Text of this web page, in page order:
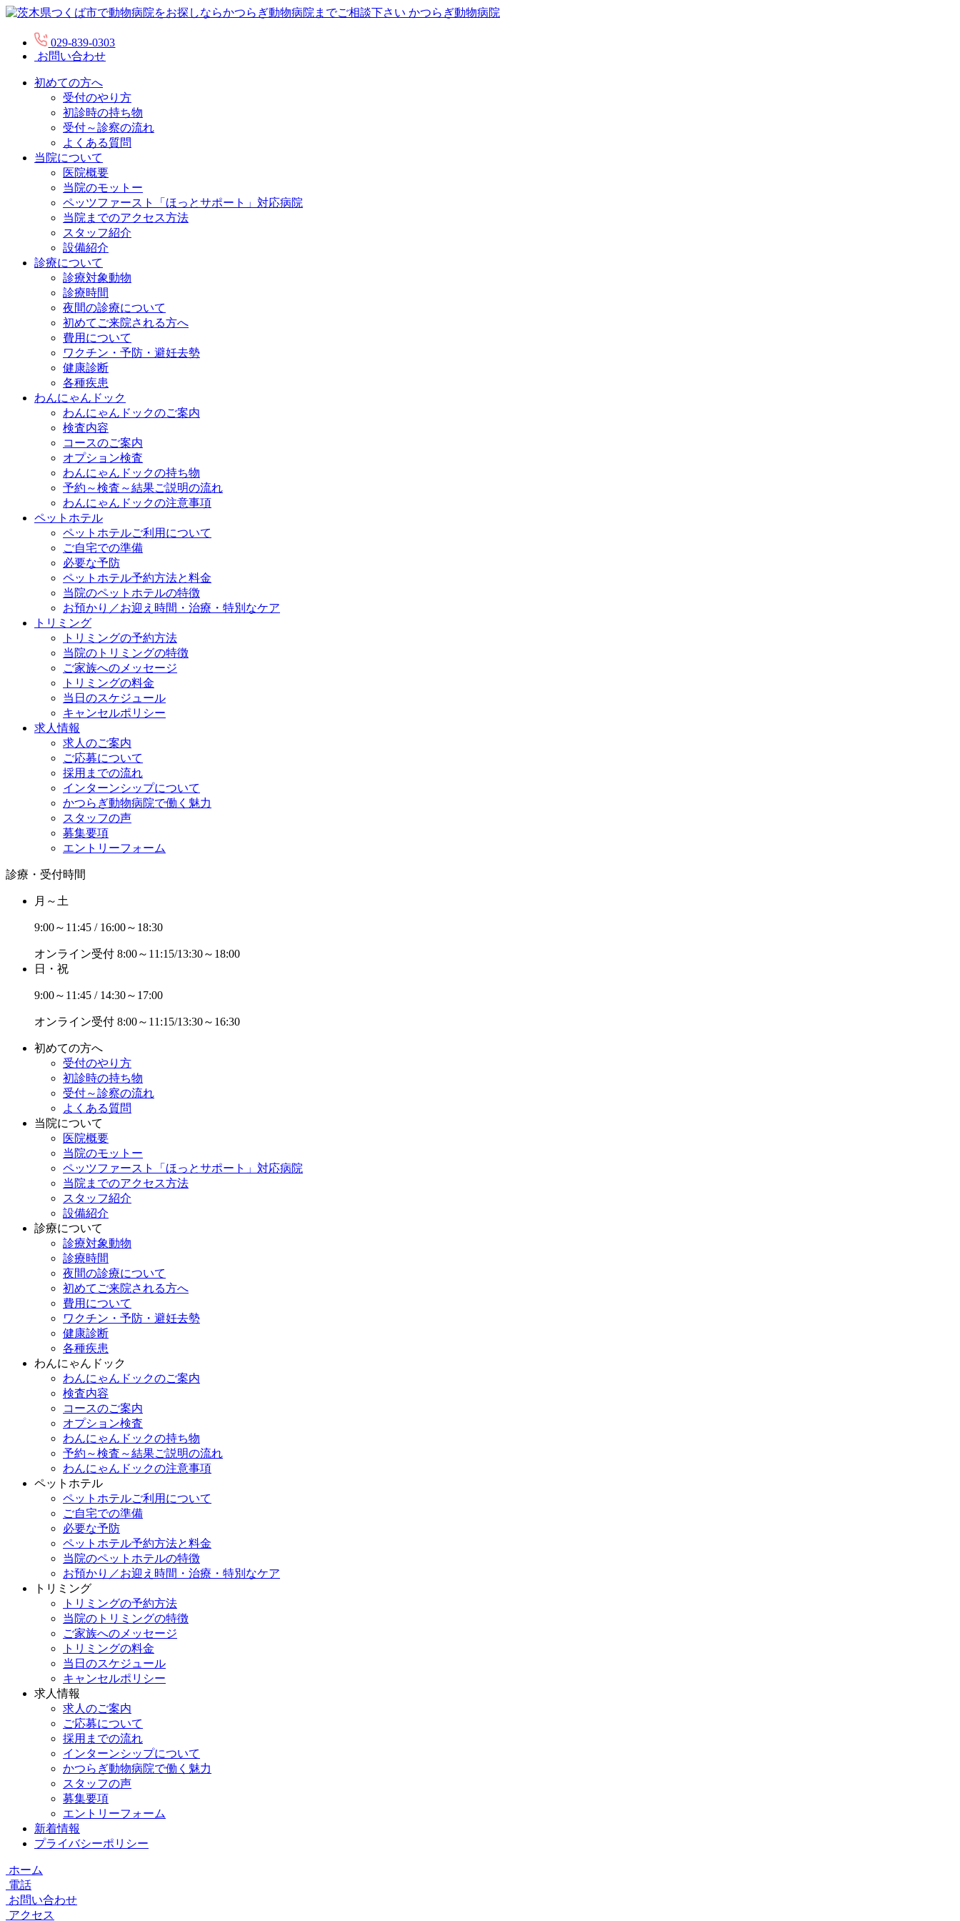
かつらぎ動物病院
029-839-0303
お問い合わせ
初めての方へ
受付のやり方
初診時の持ち物
受付～診察の流れ
よくある質問
当院について
医院概要
当院のモットー
ペッツファースト「ほっとサポート」対応病院
当院までのアクセス方法
スタッフ紹介
設備紹介
診療について
診療対象動物
診療時間
夜間の診療について
初めてご来院される方へ
費用について
ワクチン・予防・避妊去勢
健康診断
各種疾患
わんにゃんドック
わんにゃんドックのご案内
検査内容
コースのご案内
オプション検査
わんにゃんドックの持ち物
予約～検査～結果ご説明の流れ
わんにゃんドックの注意事項
ペットホテル
ペットホテルご利用について
ご自宅での準備
必要な予防
ペットホテル予約方法と料金
当院のペットホテルの特徴
お預かり／お迎え時間・治療・特別なケア
トリミング
トリミングの予約方法
当院のトリミングの特徴
ご家族へのメッセージ
トリミングの料金
当日のスケジュール
キャンセルポリシー
求人情報
求人のご案内
ご応募について
採用までの流れ
インターンシップについて
かつらぎ動物病院で働く魅力
スタッフの声
募集要項
エントリーフォーム
診療・受付時間
月～土
9:00～11:45 / 16:00～18:30
オンライン受付 8:00～11:15/13:30～18:00
日・祝
9:00～11:45 / 14:30～17:00
オンライン受付 8:00～11:15/13:30～16:30
初めての方へ
受付のやり方
初診時の持ち物
受付～診察の流れ
よくある質問
当院について
医院概要
当院のモットー
ペッツファースト「ほっとサポート」対応病院
当院までのアクセス方法
スタッフ紹介
設備紹介
診療について
診療対象動物
診療時間
夜間の診療について
初めてご来院される方へ
費用について
ワクチン・予防・避妊去勢
健康診断
各種疾患
わんにゃんドック
わんにゃんドックのご案内
検査内容
コースのご案内
オプション検査
わんにゃんドックの持ち物
予約～検査～結果ご説明の流れ
わんにゃんドックの注意事項
ペットホテル
ペットホテルご利用について
ご自宅での準備
必要な予防
ペットホテル予約方法と料金
当院のペットホテルの特徴
お預かり／お迎え時間・治療・特別なケア
トリミング
トリミングの予約方法
当院のトリミングの特徴
ご家族へのメッセージ
トリミングの料金
当日のスケジュール
キャンセルポリシー
求人情報
求人のご案内
ご応募について
採用までの流れ
インターンシップについて
かつらぎ動物病院で働く魅力
スタッフの声
募集要項
エントリーフォーム
新着情報
プライバシーポリシー
ホーム
電話
お問い合わせ
アクセス